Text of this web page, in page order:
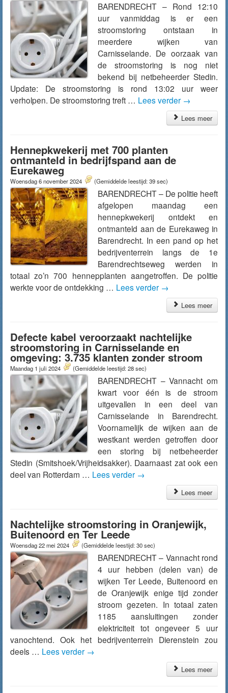
BARENDRECHT – Rond 12:10
uur vanmiddag is er een
stroomstoring ontstaan in
meerdere wijken van
Carnisselande. De oorzaak van
de stroomstoring is nog niet
bekend bij netbeheerder Stedin.
Update: De stroomstoring is rond 13:02 uur weer
verholpen. De stroomstoring treft … Lees verder →
Lees meer
Hennepkwekerij met 700 planten
ontmanteld in bedrijfspand aan de
Eurekaweg
Woensdag 6 november 2024 (Gemiddelde leestijd: 39 sec)
BARENDRECHT – De politie heeft
afgelopen maandag een
hennepkwekerij ontdekt en
ontmanteld aan de Eurekaweg in
Barendrecht. In een pand op het
bedrijventerrein langs de 1e
Barendrechtseweg werden in
totaal zo’n 700 hennepplanten aangetroffen. De politie
werkte voor de ontdekking … Lees verder →
Lees meer
Defecte kabel veroorzaakt nachtelijke
stroomstoring in Carnisselande en
omgeving: 3.735 klanten zonder stroom
Maandag 1 juli 2024 (Gemiddelde leestijd: 28 sec)
BARENDRECHT – Vannacht om
kwart voor één is de stroom
uitgevallen in een deel van
Carnisselande in Barendrecht.
Voornamelijk de wijken aan de
westkant werden getroffen door
een storing bij netbeheerder
Stedin (Smitshoek/Vrijheidsakker). Daarnaast zat ook een
deel van Rotterdam … Lees verder →
Lees meer
Nachtelijke stroomstoring in Oranjewijk,
Buitenoord en Ter Leede
Woensdag 22 mei 2024 (Gemiddelde leestijd: 30 sec)
BARENDRECHT – Vannacht rond
4 uur hebben (delen van) de
wijken Ter Leede, Buitenoord en
de Oranjewijk enige tijd zonder
stroom gezeten. In totaal zaten
1185 aansluitingen zonder
elektriciteit tot ongeveer 5 uur
vanochtend. Ook het bedrijventerrein Dierenstein zou
deels … Lees verder →
Lees meer